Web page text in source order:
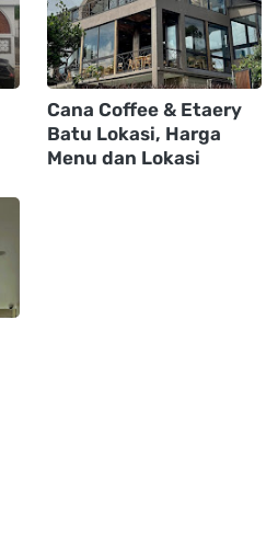
Cana Coffee & Etaery
Batu Lokasi, Harga
Menu dan Lokasi